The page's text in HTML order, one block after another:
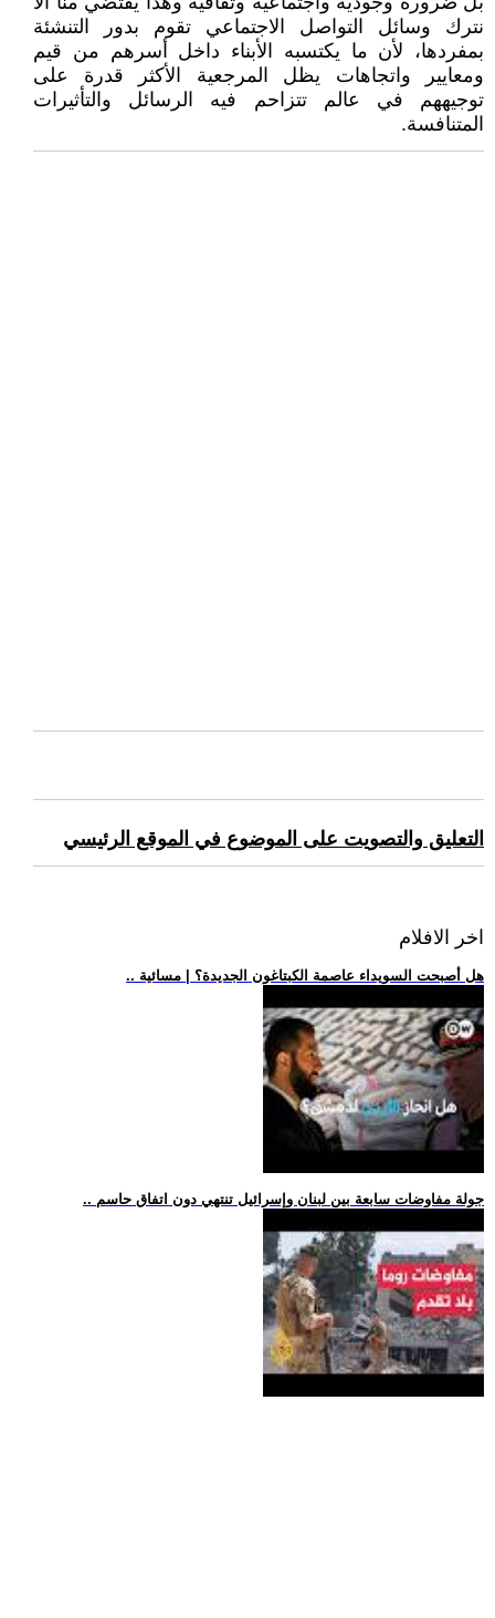
نترك وسائل التواصل الاجتماعي تقوم بدور التنشئة
بمفردها، لأن ما يكتسبه الأبناء داخل أسرهم من قيم
ومعايير واتجاهات يظل المرجعية الأكثر قدرة على
توجيههم في عالم تتزاحم فيه الرسائل والتأثيرات
المتنافسة.
التعليق والتصويت على الموضوع في الموقع الرئيسي
اخر الافلام
.. هل أصبحت السويداء عاصمة الكبتاغون الجديدة؟ | مسائية
.. جولة مفاوضات سابعة بين لبنان وإسرائيل تنتهي دون اتفاق حاسم